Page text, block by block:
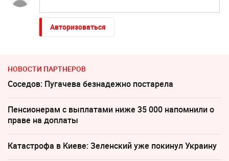
Авторизоваться
НОВОСТИ ПАРТНЕРОВ
Соседов: Пугачева безнадежно постарела
Пенсионерам с выплатами ниже 35 000 напомнили о
праве на доплаты
Катастрофа в Киеве: Зеленский уже покинул Украину